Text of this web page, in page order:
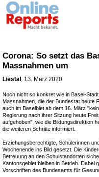
Corona: So setzt das
Massnahmen um
Liestal , 13. März 2020
Noch nicht so konkret wie in Basel-
Massnahmen, die der Bundesrat heute
auch im Baselbiet ab dem 16. März
Regierung nach ihrer Sitzung heute
aufgehoben", wie die Bildungsdirektion
die weiteren Schritte informiert.
Erziehungsberechtigte, Schülerinnen
Wochenende ins Bild gesetzt. Die
Betreuung an den Schulstandorten
Kantonsgebiet bleiben in Betrieb. Dabei
Vorschriften des Bundesamts für